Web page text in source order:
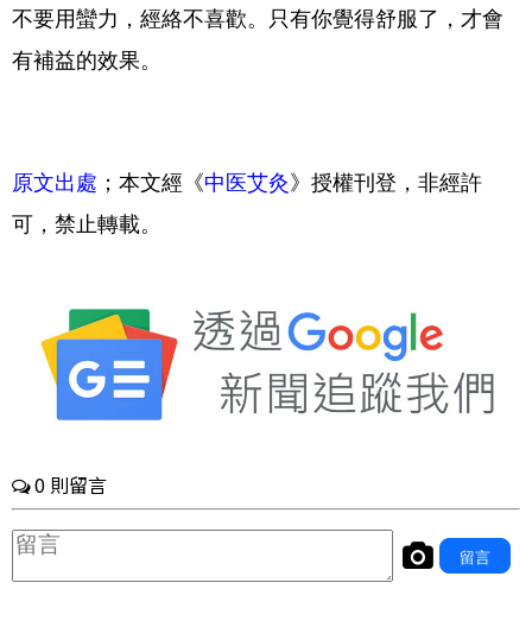
不要用蠻力，經絡不喜歡。只有你覺得舒服了，才會
有補益的效果。
原文出處 ；本文經《中医艾灸》授權刊登，非經許
可，禁止轉載。